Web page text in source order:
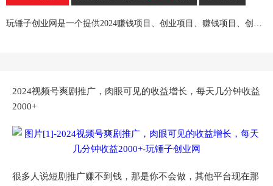
玩锤子创业网是一个提供2024赚钱项目、创业项目、赚钱项目、创业赚钱教程、引流教程的创业网,欢迎来玩锤子创业网！
2024视频号爽剧推广，肉眼可见的收益增长，每天几分钟收益
2000+
很多人说短剧推广赚不到钱，那是你不会做，其他平台现在那